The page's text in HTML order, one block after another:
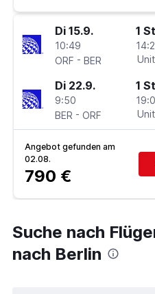
Di 15.9.
10:49
ORF - BER
1
Di 22.9.
9:50
BER - ORF
1
Angebot gefunden am
02.08.
790 €
Suche nach
nach Berlin